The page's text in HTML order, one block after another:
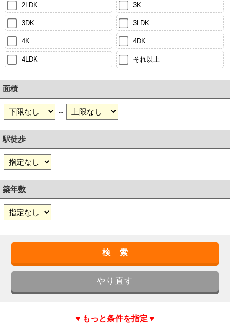
2LDK 3K
3DK 3LDK
4K 4DK
4LDK それ以上
面積
～
駅徒歩
築年数
▼もっと条件を指定▼